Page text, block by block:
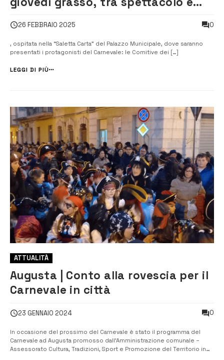
26 FEBBRAIO 2025 0
, ospitata nella “Saletta Carta” del Palazzo Municipale, dove saranno
presentati i protagonisti del Carnevale: le Comitive dei […]
LEGGI DI PIÙ
ATTUALITÀ
Augusta | Conto alla rovescia per il
Carnevale in città
23 GENNAIO 2024 0
In occasione del prossimo del Carnevale è stato il programma del
Carnevale ad Augusta promosso dall’Amministrazione comunale –
Assessorato Cultura, Tradizioni, Sport e Promozione del Territorio in